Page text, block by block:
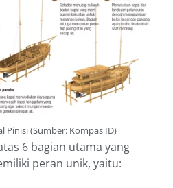
Pinisi (Sumber: Kompas ID)
6 bagian utama yang
peran unik, yaitu: